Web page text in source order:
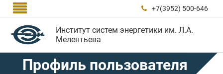
  +7(3952) 500-646
Институт систем энергетики им. Л.А.
Мелентьева
Профиль пользователя